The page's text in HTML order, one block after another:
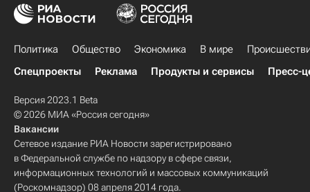
Политика Общество Экономика В мире
Спецпроекты
Реклама Продукты и сервисы Пресс-
Версия 2023.1 Beta
© 2026 МИА «Россия сегодня»
Вакансии
Сетевое издание РИА Новости зарегистрировано
в Федеральной службе по надзору в сфере связи,
информационных технологий и массовых коммуникаций
(Роскомнадзор) 08 апреля 2014 года.